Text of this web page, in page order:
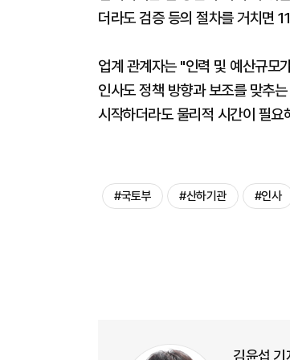
더라도 검증 등의 절차를 거치면
업계 관계자는 "인력 및 예산규모
인사도 정책 방향과 보조를 맞추
시작하더라도 물리적 시간이 필
#국토부 #산하기관 #인사
김윤섭 기